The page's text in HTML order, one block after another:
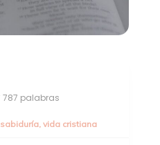
787 palabras
sabiduría, vida cristiana